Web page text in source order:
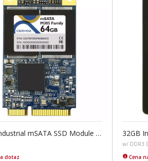
64GB Industrial mSATA SSD Module M305
dotaz
32GB
w/ DDR3
Cena